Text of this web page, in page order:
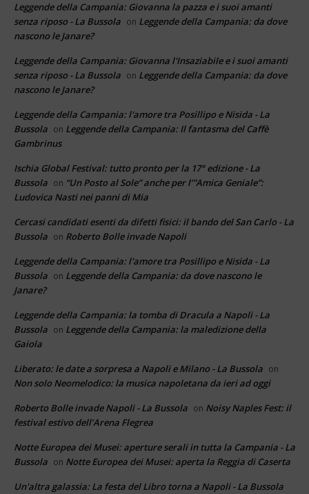
Leggende della Campania: Giovanna la pazza e i suoi amanti
senza riposo - La Bussola on Leggende della Campania: da dove
nascono le Janare?
Leggende della Campania: Giovanna l'Insaziabile e i suoi amanti
senza riposo - La Bussola on Leggende della Campania: da dove
nascono le Janare?
Leggende della Campania: l'amore tra Posillipo e Nisida - La
Bussola on Leggende della Campania: Il fantasma del Caffè
Gambrinus
Ischia Global Festival: tutto pronto per la 17° edizione - La
Bussola on “Un Posto al Sole” anche per l’”Amica Geniale”:
Ludovica Nasti nei panni di Mia
Cercasi candidati esenti da difetti fisici: il bando del San Carlo - La
Bussola on Roberto Bolle invade Napoli
Leggende della Campania: l'amore tra Posillipo e Nisida - La
Bussola on Leggende della Campania: da dove nascono le
Janare?
Leggende della Campania: la tomba di Dracula a Napoli - La
Bussola on Leggende della Campania: la maledizione della
Gaiola
Liberato: le date a sorpresa a Napoli e Milano - La Bussola on
Non solo Neomelodico: la musica napoletana da ieri ad oggi
Roberto Bolle invade Napoli - La Bussola on Noisy Naples Fest: il
festival estivo dell’Arena Flegrea
Notte Europea dei Musei: aperture serali in tutta la Campania - La
Bussola on Notte Europea dei Musei: aperta la Reggia di Caserta
Un'altra galassia: La festa del Libro torna a Napoli - La Bussola